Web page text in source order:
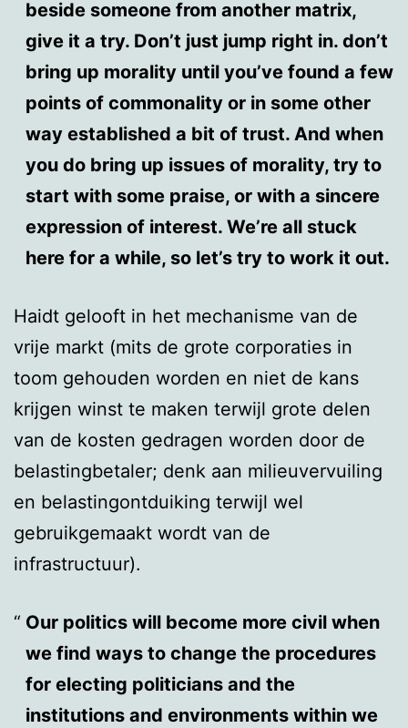
beside someone from another matrix,
give it a try. Don’t just jump right in. don’t
bring up morality until you’ve found a few
points of commonality or in some other
way established a bit of trust. And when
you do bring up issues of morality, try to
start with some praise, or with a sincere
expression of interest. We’re all stuck
here for a while, so let’s try to work it out.
Haidt gelooft in het mechanisme van de
vrije markt (mits de grote corporaties in
toom gehouden worden en niet de kans
krijgen winst te maken terwijl grote delen
van de kosten gedragen worden door de
belastingbetaler; denk aan milieuvervuiling
en belastingontduiking terwijl wel
gebruikgemaakt wordt van de
infrastructuur).
Our politics will become more civil when
we find ways to change the procedures
for electing politicians and the
institutions and environments within we